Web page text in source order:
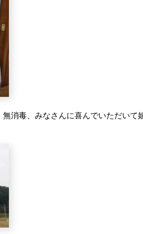
消毒、みなさんに喜んでいただいて